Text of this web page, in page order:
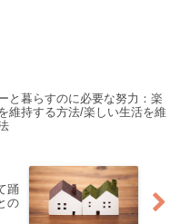
と暮らすのに必要な努力：楽
維持する方法/楽しい生活を維
踊
の